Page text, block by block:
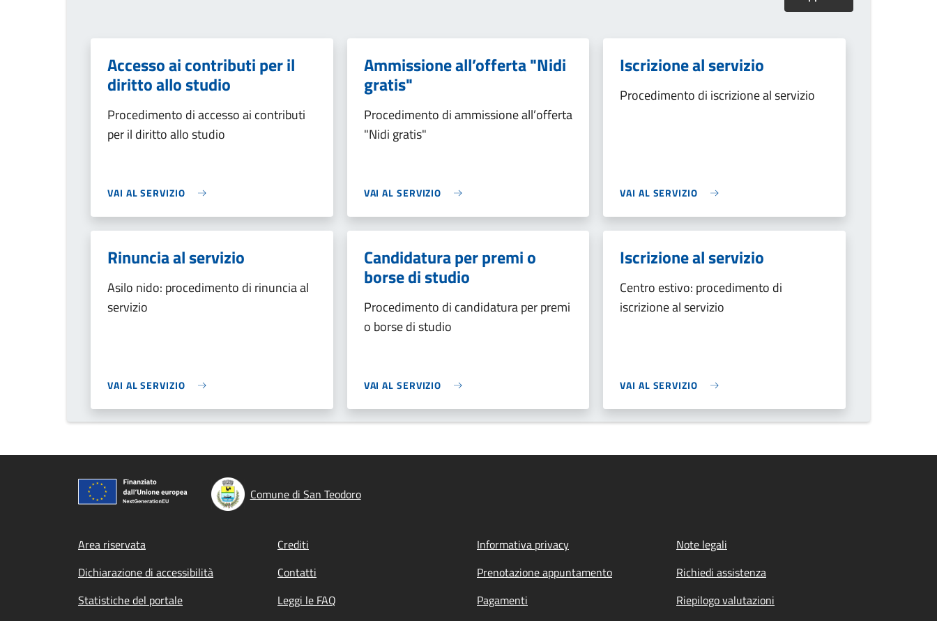
Accesso ai contributi per il
diritto allo studio
Procedimento di accesso ai contributi
per il diritto allo studio
VAI AL SERVIZIO
Ammissione all’offerta "Nidi
gratis"
Procedimento di ammissione all’offerta
"Nidi gratis"
VAI AL SERVIZIO
Iscrizione al servizio
Procedimento di iscrizione al servizio
VAI AL SERVIZIO
Rinuncia al servizio
Asilo nido: procedimento di rinuncia al
servizio
VAI AL SERVIZIO
Candidatura per premi o
borse di studio
Procedimento di candidatura per premi
o borse di studio
VAI AL SERVIZIO
Iscrizione al servizio
Centro estivo: procedimento di
iscrizione al servizio
VAI AL SERVIZIO
Comune di San Teodoro
Footer menu
Area riservata Crediti Informativa privacy
Note legali
Dichiarazione di accessibilità
Contatti Prenotazione appuntamento
Richiedi assistenza
Statistiche del portale
Leggi le FAQ Pagamenti
Riepilogo valutazioni